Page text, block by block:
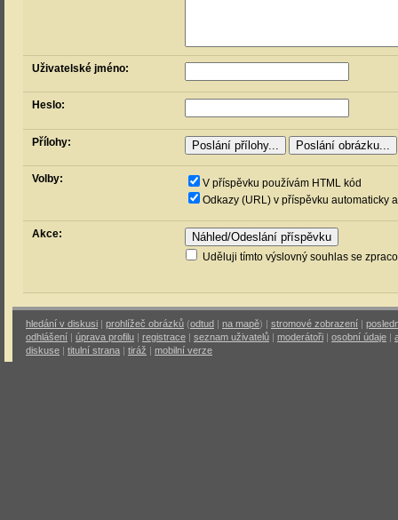
Uživatelské jméno:
Heslo:
Přílohy:
Volby:
V příspěvku používám HTML kód
Odkazy (URL) v příspěvku automaticky
Akce:
Uděluji tímto výslovný souhlas se
hledání v diskusi | prohlížeč obrázků (odtud | na mapě) | stromové zobrazení |
odhlášení | úprava profilu | registrace | seznam uživatelů | moderátoři | osobní údaje |
diskuse | titulní strana | tiráž | mobilní verze